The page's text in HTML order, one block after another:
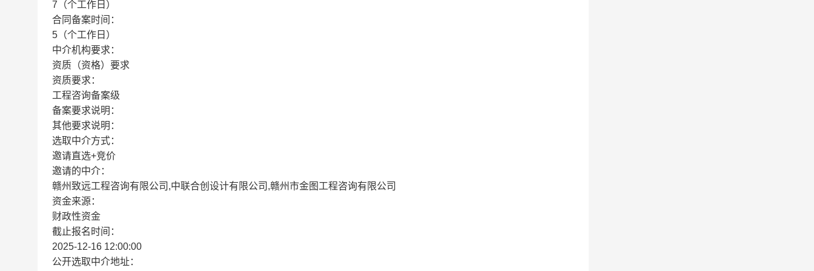
7（个工作日）
合同备案时间：
5（个工作日）
中介机构要求：
资质（资格）要求
资质要求：
工程咨询备案级
备案要求说明：
其他要求说明：
选取中介方式：
邀请直选+竞价
邀请的中介：
赣州致远工程咨询有限公司,中联合创设计有限公司,赣州市金图工程咨询有限公司
资金来源：
财政性资金
截止报名时间：
2025-12-16 12:00:00
公开选取中介地址：